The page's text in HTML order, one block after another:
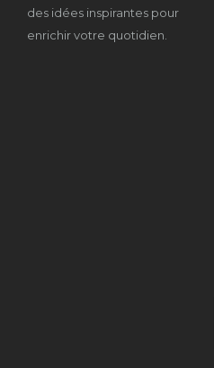
des idées inspirantes pour
enrichir votre quotidien.